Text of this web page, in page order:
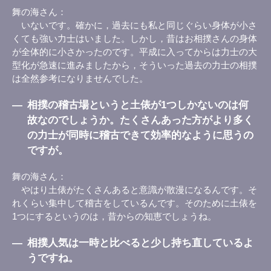
舞の海さん
いないです。確かに，過去にも私と同じぐらい身体が小さ
くても強い力士はいました。しかし，昔はお相撲さんの身体
が全体的に小さかったのです。平成に入ってからは力士の大
型化が急速に進みましたから，そういった過去の力士の相撲
は全然参考になりませんでした。
― 相撲の稽古場というと土俵が1つしかないのは何
故なのでしょうか。たくさんあった方がより多く
の力士が同時に稽古できて効率的なように思うの
ですが。
舞の海さん
やはり土俵がたくさんあると意識が散漫になるんです。そ
れくらい集中して稽古をしているんです。そのために土俵を
1つにするというのは，昔からの知恵でしょうね。
― 相撲人気は一時と比べると少し持ち直しているよ
うですね。